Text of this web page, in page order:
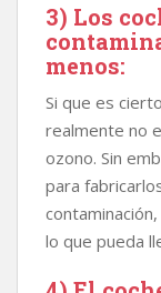
3) Los
menos:
Si que es
realmente no
ozono. Sin
para
lo que pueda